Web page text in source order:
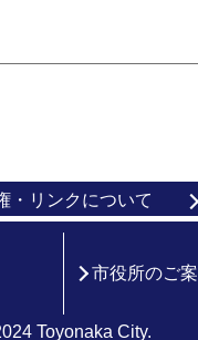
・リンクについて
市役所のご
Toyonaka City.